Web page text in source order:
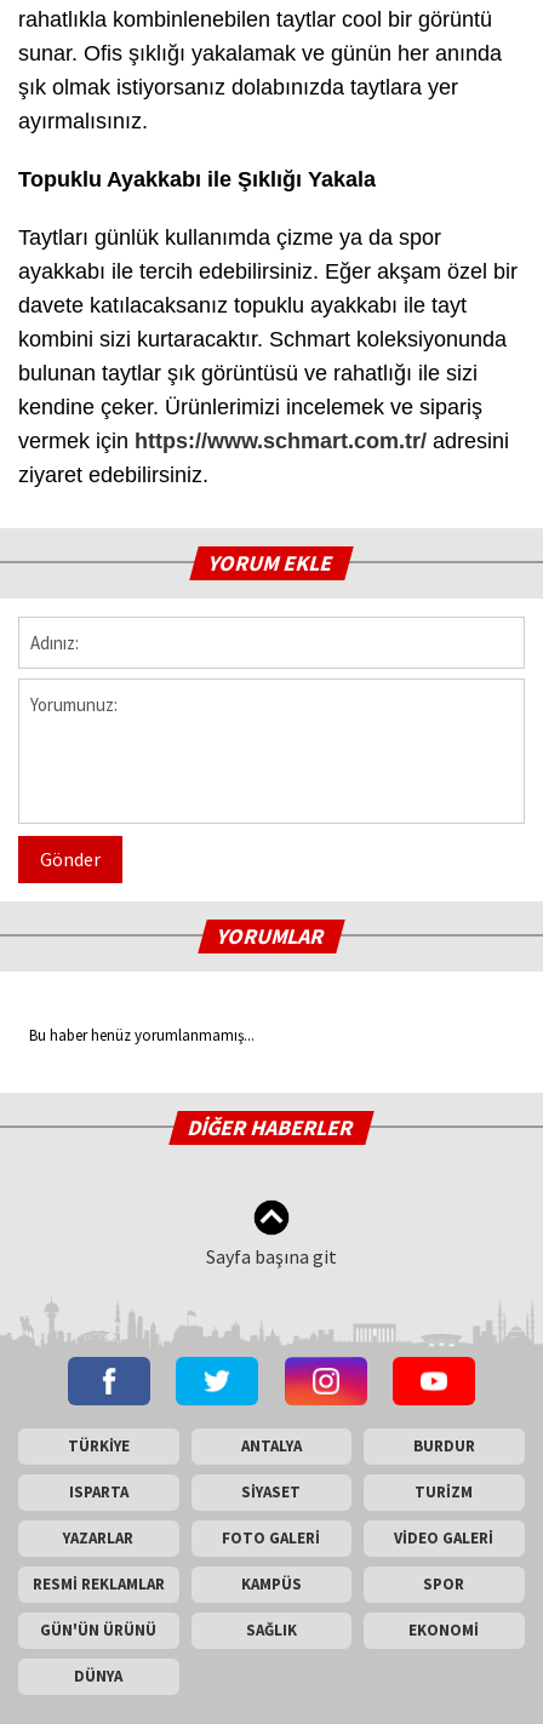
rahatlıkla kombinlenebilen taytlar cool bir görüntü
sunar. Ofis şıklığı yakalamak ve günün her anında
şık olmak istiyorsanız dolabınızda taytlara yer
ayırmalısınız.
Topuklu Ayakkabı ile Şıklığı Yakala
Taytları günlük kullanımda çizme ya da spor
ayakkabı ile tercih edebilirsiniz. Eğer akşam özel bir
davete katılacaksanız topuklu ayakkabı ile tayt
kombini sizi kurtaracaktır. Schmart koleksiyonunda
bulunan taytlar şık görüntüsü ve rahatlığı ile sizi
kendine çeker. Ürünlerimizi incelemek ve sipariş
vermek için https://www.schmart.com.tr/ adresini
ziyaret edebilirsiniz.
YORUM EKLE
Gönder
YORUMLAR
Bu haber henüz yorumlanmamış...
DİĞER HABERLER
Sayfa başına git
TÜRKİYE ANTALYA BURDUR
ISPARTA SİYASET TURİZM
YAZARLAR FOTO GALERİ VİDEO GALERİ
RESMİ REKLAMLAR KAMPÜS SPOR
GÜN'ÜN ÜRÜNÜ SAĞLIK EKONOMİ
DÜNYA